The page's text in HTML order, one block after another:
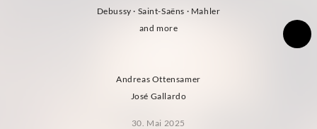
Debussy · Saint-Saëns · Mahler
and more
Andreas Ottensamer
José Gallardo
30. Mai 2025